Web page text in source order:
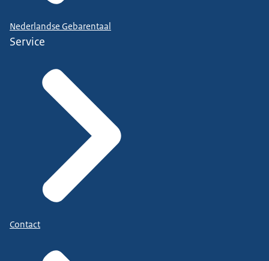
Nederlandse Gebarentaal
Service
Contact